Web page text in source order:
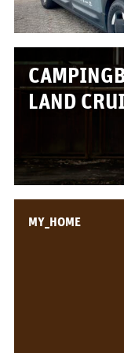
BOX_AUTO
KombiBox
MidiBox
BusBox-1/2
BusBox-4
LAND
MY_HOME